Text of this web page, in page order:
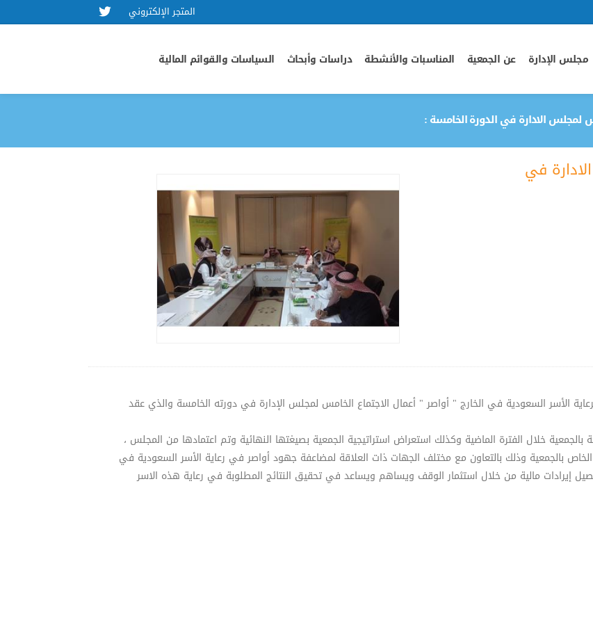
المتجر الإلكتروني
مجلس الإدارة عن الجمعية المناسبات والأنشطة دراسات وأبحاث السياسات والقوائم المالية
لمجلس الادارة في الدورة الخامسة :
في
الأسر السعودية في الخارج " أواصر " أعمال الاجتماع الخامس لمجلس الإدارة في دورته الخامسة والذي عقد
خلال الفترة الماضية وكذلك استعراض استراتيجية الجمعية بصيغتها النهائية وتم اعتمادها من المجلس ،
بالجمعية وذلك بالتعاون مع مختلف الجهات ذات العلاقة لمضاعفة جهود أواصر في رعاية الأسر السعودية في
مالية من خلال استثمار الوقف ويساهم ويساعد في تحقيق النتائج المطلوبة في رعاية هذه الاسر